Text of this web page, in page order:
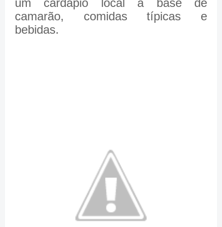
um cardápio local a base de
camarão, comidas típicas e
bebidas.